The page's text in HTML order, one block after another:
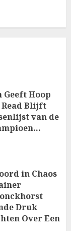
Geeft Hoop
Blijft
van de
in Chaos
Druk
Over Een